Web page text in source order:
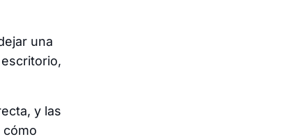
una
y las